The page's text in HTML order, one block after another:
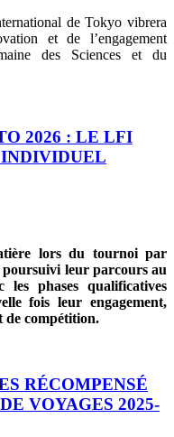
de Tokyo vibrera
et de l’engagement
des Sciences et du
2026 : LE LFI
lors du tournoi par
poursuivi leur parcours au
phases qualificatives
fois leur engagement,
de compétition.
RÉCOMPENSÉ
VOYAGES 2025-